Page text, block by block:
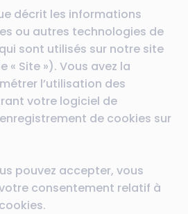
décrit les informations
ou autres technologies de
sont utilisés sur notre site
Site »). Vous avez la
l’utilisation des
votre logiciel de
de cookies sur
pouvez accepter, vous
consentement relatif à